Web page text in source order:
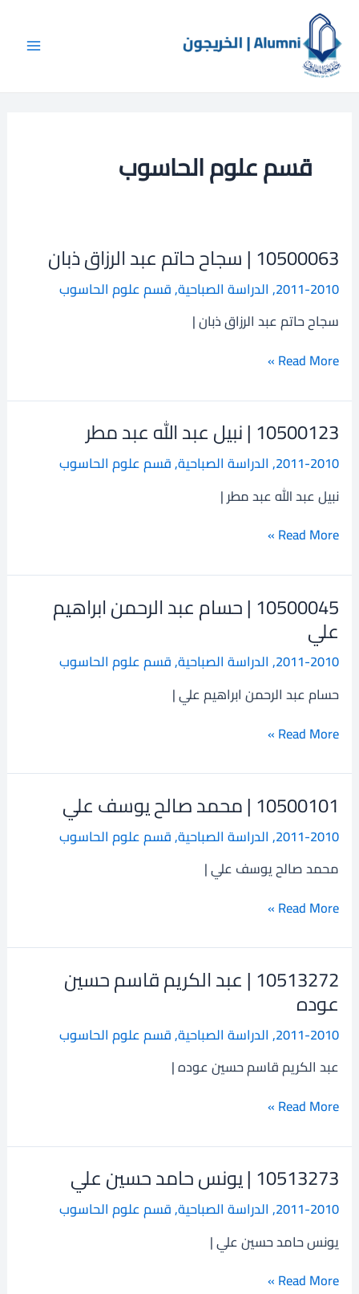
المحتوى
قسم علوم الحاسوب
10500063 | سجاح حاتم عبد الرزاق ذبان
2011-2010
, الدراسة الصباحية,قسم علوم الحاسوب
سجاح حاتم عبد الرزاق ذبان |
10500063
سجاح
حاتم
عبد
الرزاق
ذبان
Read More »
10500123 | نبيل عبد الله عبد مطر
2011-2010
, الدراسة الصباحية,قسم علوم الحاسوب
نبيل عبد الله عبد مطر |
10500123
نبيل
عبد
الله
عبد
مطر
Read More »
10500045 | حسام عبد الرحمن ابراهيم
علي
2011-2010
, الدراسة الصباحية,قسم علوم الحاسوب
حسام عبد الرحمن ابراهيم علي |
10500045
|
حسام
عبد
ابراهيم
Read More »
10500101 | محمد صالح يوسف علي
2011-2010
, الدراسة الصباحية,قسم علوم الحاسوب
محمد صالح يوسف علي |
10500101
محمد
صالح
يوسف
علي
Read More »
10513272 | عبد الكريم قاسم حسين
عوده
2011-2010
, الدراسة الصباحية,قسم علوم الحاسوب
عبد الكريم قاسم حسين عوده |
10513272
|
عبد
الكريم
حسين
Read More »
10513273 | يونس حامد حسين علي
2011-2010
, الدراسة الصباحية,قسم علوم الحاسوب
يونس حامد حسين علي |
10513273
يونس
حامد
حسين
علي
Read More »
pagination